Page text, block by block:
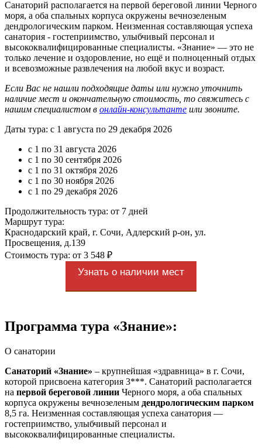
Санаторий располагается на первой береговой линии Черного
моря, а оба спальных корпуса окружены вечнозеленым
дендрологическим парком. Неизменная составляющая успеха
санатория - гостеприимство, улыбчивый персонал и
высококвалифицированные специалисты. «Знание» — это не
только лечение и оздоровление, но ещё и полноценный отдых
и всевозможные развлечения на любой вкус и возраст.
Если Вас не нашли подходящие даты или нужно уточнить
наличие мест и окончательную стоимость, то свяжитесь с
нашим специалистом в онлайн-консультанте или звоните.
Даты тура: с 1 августа по 29 декабря 2026
с 1 по 31 августа 2026
с 1 по 30 сентября 2026
с 1 по 31 октября 2026
с 1 по 30 ноября 2026
с 1 по 29 декабря 2026
Продолжительность тура: от 7 дней
Маршрут тура:
Краснодарский край, г. Сочи, Адлерский р-он, ул.
Просвещения, д.139
Стоимость тура: от 3 548 ₽
Узнать о наличии мест
Программа тура «Знание»:
О санатории
Санаторий «Знание» – крупнейшая «здравница» в г. Сочи,
которой присвоена категория 3***. Санаторий располагается
на первой береговой линии Черного моря, а оба спальных
корпуса окружены вечнозеленым дендрологическим парком
8,5 га. Неизменная составляющая успеха санатория —
гостеприимство, улыбчивый персонал и
высококвалифицированные специалисты.